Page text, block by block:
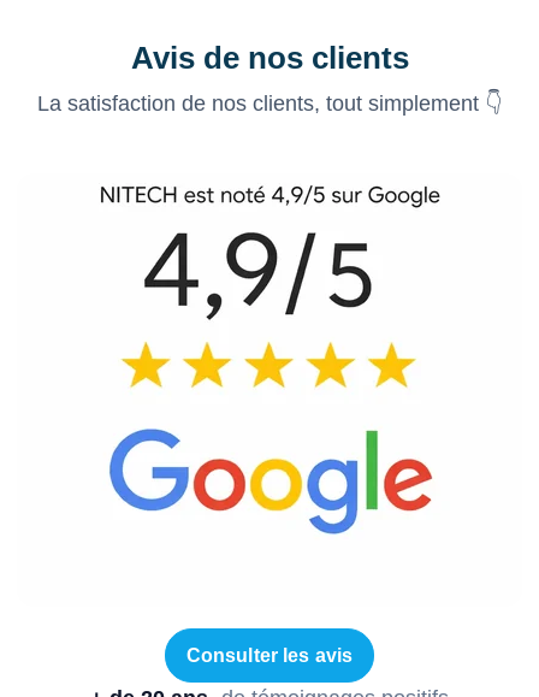
Avis de nos clients
La satisfaction de nos clients, tout simplement 👇
Consulter les avis